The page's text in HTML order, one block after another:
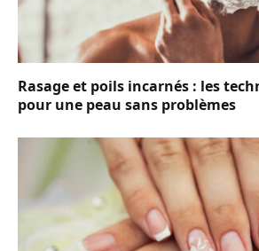
Rasage et poils incarnés : les
pour une peau sans problèmes